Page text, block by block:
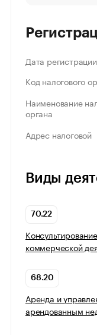
Дата регистрации
Код налогового
Наименование
органа
Адрес налоговой
Виды
70.22
коммерческой
68.20
Аренда и
арендованным